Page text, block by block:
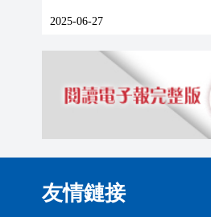
2025-06-27
友情鏈接